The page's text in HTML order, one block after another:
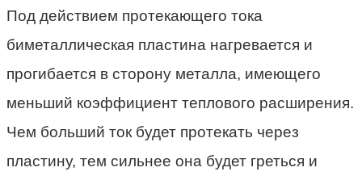
Под действием протекающего тока
биметаллическая пластина нагревается и
прогибается в сторону металла, имеющего
меньший коэффициент теплового расширения.
Чем больший ток будет протекать через
пластину, тем сильнее она будет греться и